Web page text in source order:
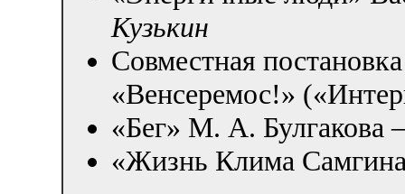
Кузькин
Совместная
«Венсеремос!»
«Бег» М. А.
«Жизнь Клима